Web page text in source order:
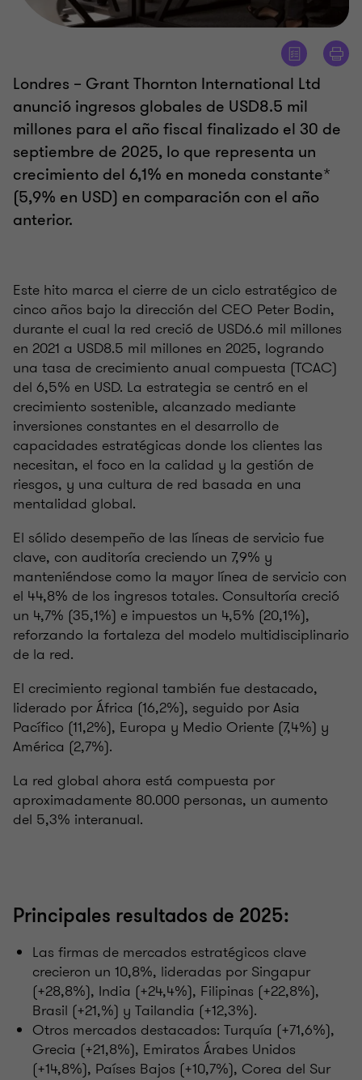
Londres – Grant Thornton International Ltd
anunció ingresos globales de USD8.5 mil
millones para el año fiscal finalizado el 30 de
septiembre de 2025, lo que representa un
crecimiento del 6,1% en moneda constante*
(5,9% en USD) en comparación con el año
anterior.
Este hito marca el cierre de un ciclo estratégico de
cinco años bajo la dirección del CEO Peter Bodin,
durante el cual la red creció de USD6.6 mil millones
en 2021 a USD8.5 mil millones en 2025, logrando
una tasa de crecimiento anual compuesta (TCAC)
del 6,5% en USD. La estrategia se centró en el
crecimiento sostenible, alcanzado mediante
inversiones constantes en el desarrollo de
capacidades estratégicas donde los clientes las
necesitan, el foco en la calidad y la gestión de
riesgos, y una cultura de red basada en una
mentalidad global.
El sólido desempeño de las líneas de servicio fue
clave, con auditoría creciendo un 7,9% y
manteniéndose como la mayor línea de servicio con
el 44,8% de los ingresos totales. Consultoría creció
un 4,7% (35,1%) e impuestos un 4,5% (20,1%),
reforzando la fortaleza del modelo multidisciplinario
de la red.
El crecimiento regional también fue destacado,
liderado por África (16,2%), seguido por Asia
Pacífico (11,2%), Europa y Medio Oriente (7,4%) y
América (2,7%).
La red global ahora está compuesta por
aproximadamente 80.000 personas, un aumento
del 5,3% interanual.
Principales resultados de 2025:
Las firmas de mercados estratégicos clave
crecieron un 10,8%, lideradas por Singapur
(+28,8%), India (+24,4%), Filipinas (+22,8%),
Brasil (+21,%) y Tailandia (+12,3%).
Otros mercados destacados: Turquía (+71,6%),
Grecia (+21,8%), Emiratos Árabes Unidos
(+14,8%), Países Bajos (+10,7%), Corea del Sur